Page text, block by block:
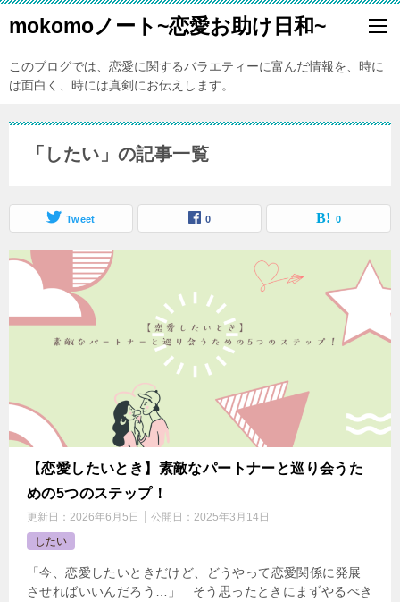
mokomoノート~恋愛お助け日和~
このブログでは、恋愛に関するバラエティーに富んだ情報を、時に
は面白く、時には真剣にお伝えします。
「したい」の記事一覧
Tweet 0 0
【恋愛したいとき】素敵なパートナーと巡り会うた
めの5つのステップ！
更新日： 2026年6月5日 公開日： 2025年3月14日
したい
「今、恋愛したいときだけど、どうやって恋愛関係に発展
させればいいんだろう…」 そう思ったときにまずやるべき